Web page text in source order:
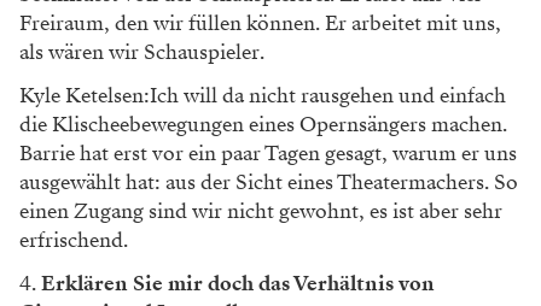
Freiraum, den wir füllen können. Er arbeitet mit uns,
als wären wir Schauspieler.
Kyle Ketelsen:Ich will da nicht rausgehen und einfach
die Klischeebewegungen eines Opernsängers machen.
Barrie hat erst vor ein paar Tagen gesagt, warum er uns
ausgewählt hat: aus der Sicht eines Theatermachers. So
einen Zugang sind wir nicht gewohnt, es ist aber sehr
erfrischend.
4.Erklären Sie mir doch das Verhältnis von